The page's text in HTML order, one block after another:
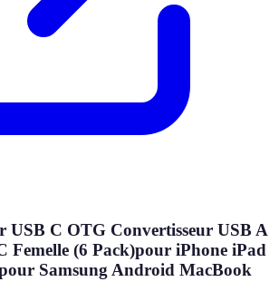
USB C OTG Convertisseur USB A
Femelle (6 Pack)pour iPhone iPad
Samsung Android MacBook